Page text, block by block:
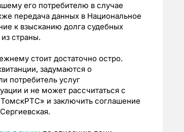
его потребителю в случае
передача данных в Национальное
к взысканию долга судебных
страны.
стоит достаточно остро.
задумаются о
потребитель услуг
и не может рассчитаться с
и заключить соглашение